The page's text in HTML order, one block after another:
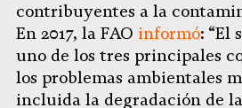
contribuyentes a la
En 2017, la FAO informó: “El
uno de los tres principales
los problemas ambientales
incluida la degradación de